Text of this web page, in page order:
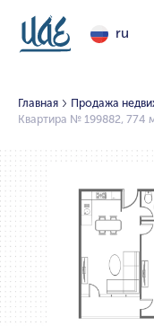
ru
Главная
Продажа
Квартира № 199882, 774